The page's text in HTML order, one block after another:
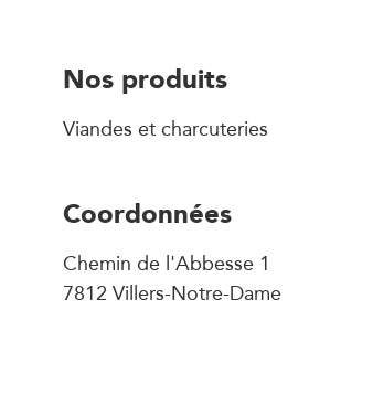
Nos produits
Viandes et charcuteries
Coordonnées
Chemin de l'Abbesse 1
7812 Villers-Notre-Dame